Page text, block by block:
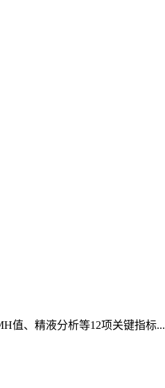
值、精液分析等12项关键指标...